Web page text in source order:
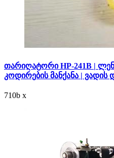
თარიღატორი HP-241B |
კოდირების მანქანა | ვადის
710b x